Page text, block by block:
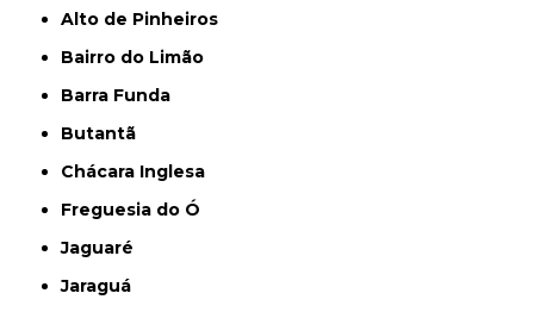
Alto de Pinheiros
Bairro do Limão
Barra Funda
Butantã
Chácara Inglesa
Freguesia do Ó
Jaguaré
Jaraguá